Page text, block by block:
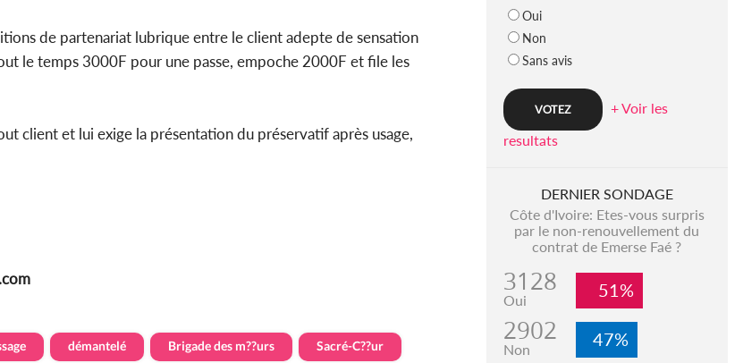
de partenariat lubrique entre le client adepte de sensation
le temps 3000F pour une passe, empoche 2000F et file les
client et lui exige la présentation du préservatif après usage,
démantelé Brigade des m??urs Sacré-C??ur
Oui
Non
Sans avis
+ Voir les
resultats
DERNIER SONDAGE
Côte d'Ivoire: Etes-vous surpris
par le non-renouvellement du
contrat de Emerse Faé ?
3128
Oui 51%
2902
Non 47%